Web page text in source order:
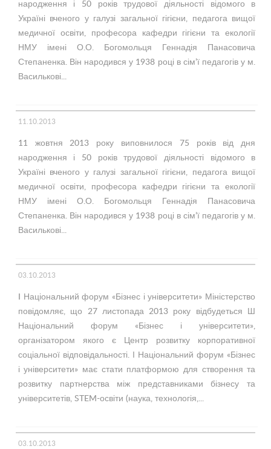
народження і 50 років трудової діяльності відомого в
Україні вченого у галузі загальної гігієни, педагога вищої
медичної освіти, професора кафедри гігієни та екології
НМУ імені О.О. Богомольця Геннадія Панасовича
Степаненка. Він народився у 1938 році в сім’ї педагогів у м.
Василькові...
11.10.2013
11 жовтня 2013 року виповнилося 75 років від дня
народження і 50 років трудової діяльності відомого в
Україні вченого у галузі загальної гігієни, педагога вищої
медичної освіти, професора кафедри гігієни та екології
НМУ імені О.О. Богомольця Геннадія Панасовича
Степаненка. Він народився у 1938 році в сім’ї педагогів у м.
Василькові...
03.10.2013
I Національний форум «Бізнес і університети» Міністерство
повідомляє, що 27 листопада 2013 року відбудеться Ш
Національний форум «Бізнес і університети»,
організатором якого є Центр розвитку корпоративної
соціальної відповідальності. І Національний форум «Бізнес
і університети» має стати платформою для створення та
розвитку партнерства між представниками бізнесу та
університетів, STEM-освіти (наука, технологія,...
03.10.2013